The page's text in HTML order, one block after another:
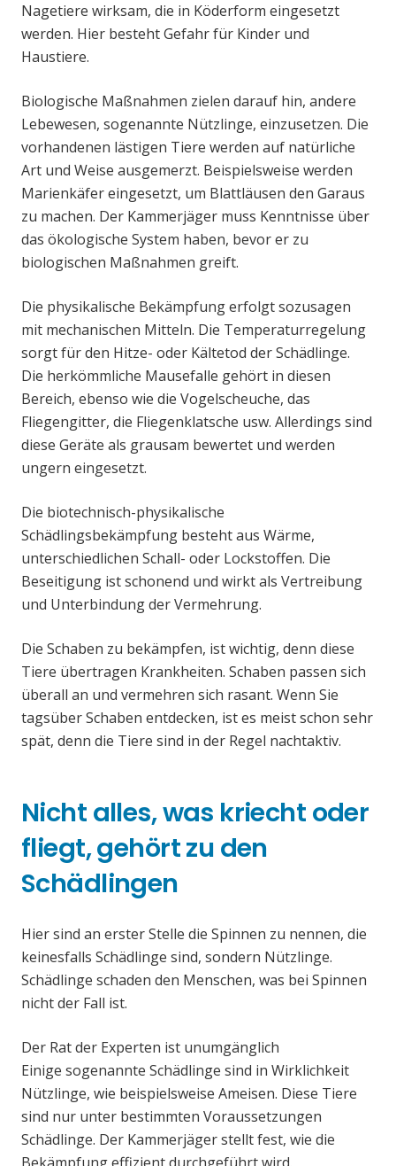
Nagetiere wirksam, die in Köderform eingesetzt
werden. Hier besteht Gefahr für Kinder und
Haustiere.
Biologische Maßnahmen zielen darauf hin, andere
Lebewesen, sogenannte Nützlinge, einzusetzen. Die
vorhandenen lästigen Tiere werden auf natürliche
Art und Weise ausgemerzt. Beispielsweise werden
Marienkäfer eingesetzt, um Blattläusen den Garaus
zu machen. Der Kammerjäger muss Kenntnisse über
das ökologische System haben, bevor er zu
biologischen Maßnahmen greift.
Die physikalische Bekämpfung erfolgt sozusagen
mit mechanischen Mitteln. Die Temperaturregelung
sorgt für den Hitze- oder Kältetod der Schädlinge.
Die herkömmliche Mausefalle gehört in diesen
Bereich, ebenso wie die Vogelscheuche, das
Fliegengitter, die Fliegenklatsche usw. Allerdings sind
diese Geräte als grausam bewertet und werden
ungern eingesetzt.
Die biotechnisch-physikalische
Schädlingsbekämpfung besteht aus Wärme,
unterschiedlichen Schall- oder Lockstoffen. Die
Beseitigung ist schonend und wirkt als Vertreibung
und Unterbindung der Vermehrung.
Die Schaben zu bekämpfen, ist wichtig, denn diese
Tiere übertragen Krankheiten. Schaben passen sich
überall an und vermehren sich rasant. Wenn Sie
tagsüber Schaben entdecken, ist es meist schon sehr
spät, denn die Tiere sind in der Regel nachtaktiv.
Nicht alles, was kriecht oder
fliegt, gehört zu den
Schädlingen
Hier sind an erster Stelle die Spinnen zu nennen, die
keinesfalls Schädlinge sind, sondern Nützlinge.
Schädlinge schaden den Menschen, was bei Spinnen
nicht der Fall ist.
Der Rat der Experten ist unumgänglich
Einige sogenannte Schädlinge sind in Wirklichkeit
Nützlinge, wie beispielsweise Ameisen. Diese Tiere
sind nur unter bestimmten Voraussetzungen
Schädlinge. Der Kammerjäger stellt fest, wie die